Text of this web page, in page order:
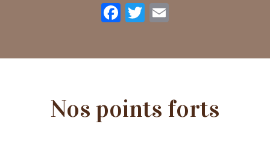
Facebook
Twitter
Nos points forts